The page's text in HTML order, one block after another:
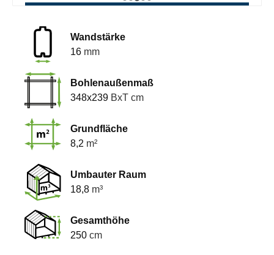
Wandstärke
16 mm
Bohlenaußenmaß
348x239 BxT cm
Grundfläche
8,2 m²
Umbauter Raum
18,8 m³
Gesamthöhe
250 cm